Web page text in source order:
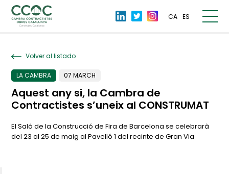
CA ES
Volver al listado
LA CAMBRA 07 MARCH
Aquest any si, la Cambra de
Contractistes s’uneix al CONSTRUMAT
El Saló de la Construcció de Fira de Barcelona se celebrarà
del 23 al 25 de maig al Pavelló 1 del recinte de Gran Via